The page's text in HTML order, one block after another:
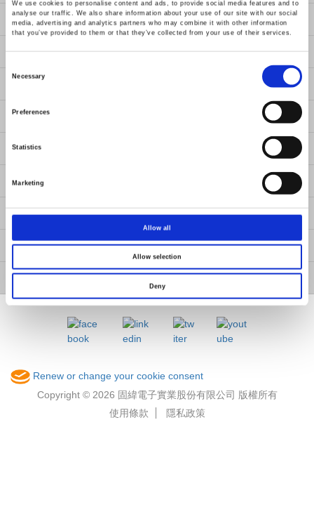
We use cookies to personalise content and ads, to provide social media features and to
analyse our traffic. We also share information about your use of our site with our social
media, advertising and analytics partners who may combine it with other information
that you’ve provided to them or that they’ve collected from your use of their services.
Selection
Necessary
Preferences
Statistics
Marketing
Allow all
Allow selection
Deny
解決方案
服務
公司治理資訊專區
關於固緯
聯繫我們
會員專區
固緯事業群
投資專區
Renew or change your cookie consent
Copyright © 2026 固緯電子實業股份有限公司 版權所有
使用條款
隱私政策